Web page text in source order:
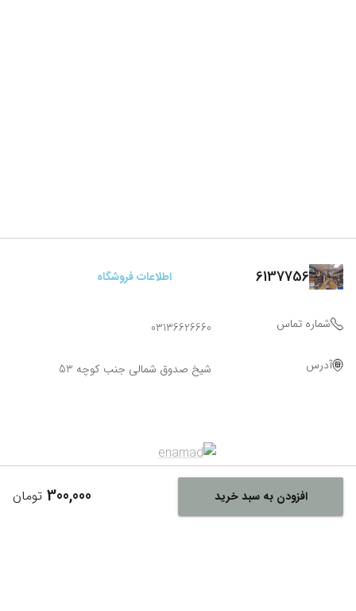
افزودن به سبد خرید 300,000 تومان
6137756 اطلاعات فروشگاه
شماره تماس 03136626660
آدرس شیخ صدوق شمالی جنب کوچه 53